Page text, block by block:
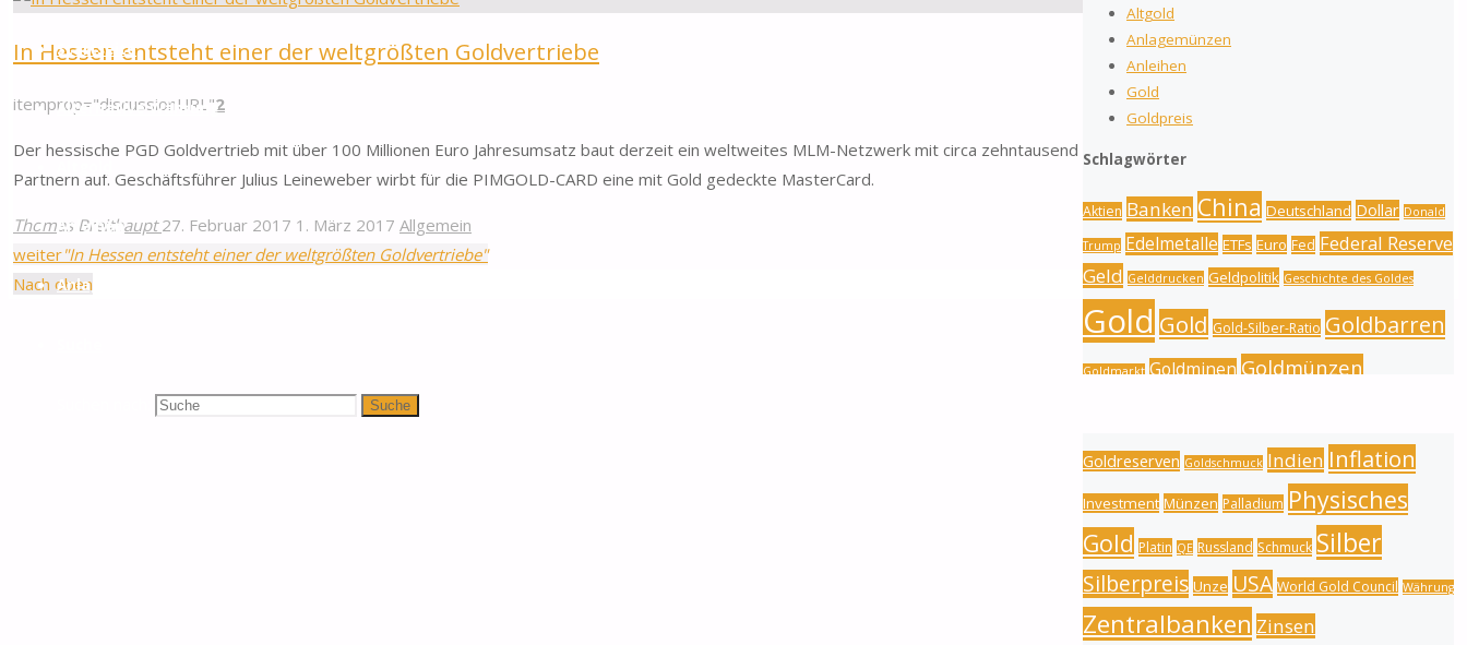
Startseite
Alternative Währung
Anleihen
Anlagemünzen
Suche
In Hessen entsteht einer der weltgrößten Goldvertriebe
itemprop="discussionURL"2
Der hessische PGD Goldvertrieb mit über 100 Millionen Euro Jahresumsatz baut derzeit ein weltweites MLM-Netzwerk mit circa zehntausend
Partnern auf. Geschäftsführer Julius Leineweber wirbt für die PIMGOLD-CARD eine mit Gold gedeckte MasterCard.
Thomas Breithaupt 27. Februar 2017 1. März 2017 Allgemein
weiter"In Hessen entsteht einer der weltgrößten Goldvertriebe"
Altgold
Anlagemünzen
Anleihen
Gold
Goldpreis
Schlagwörter
Aktien Banken China Deutschland Dollar Donald
Trump Edelmetalle ETFs Euro Fed Federal Reserve
Geld Gelddrucken Geldpolitik Geschichte des Goldes
Gold Gold Gold-Silber-Ratio Goldbarren
Goldmarkt GoldminenGoldmünzen
Goldreserven Goldschmuck Indien Inflation
Investment Münzen Palladium Physisches
Gold Platin QE Russland Schmuck Silber
Silberpreis Unze USA World Gold Council Währung
Zentralbanken Zinsen
Nach oben